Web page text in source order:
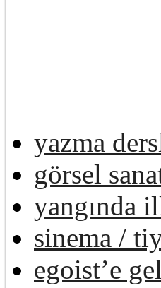
yazma
görsel
yangında
sinema /
egoist’e